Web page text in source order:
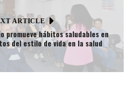
ARTICLE
promueve hábitos saludables en
del estilo de vida en la salud